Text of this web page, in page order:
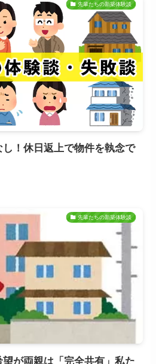
先輩たちの新築体験談
！休日返上で物件を執念で
先輩たちの新築体験談
が両親は「完全共有」私た